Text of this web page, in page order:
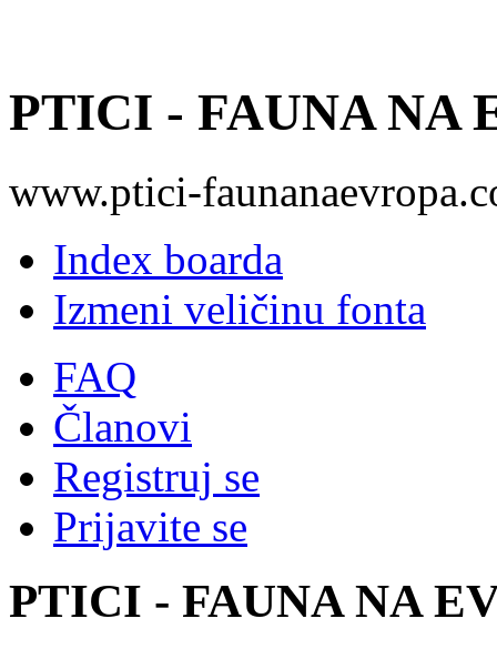
PTICI - FAUNA NA
www.ptici-
Index boarda
Izmeni veličinu fonta
FAQ
Članovi
Registruj se
Prijavite se
PTICI - FAUNA NA